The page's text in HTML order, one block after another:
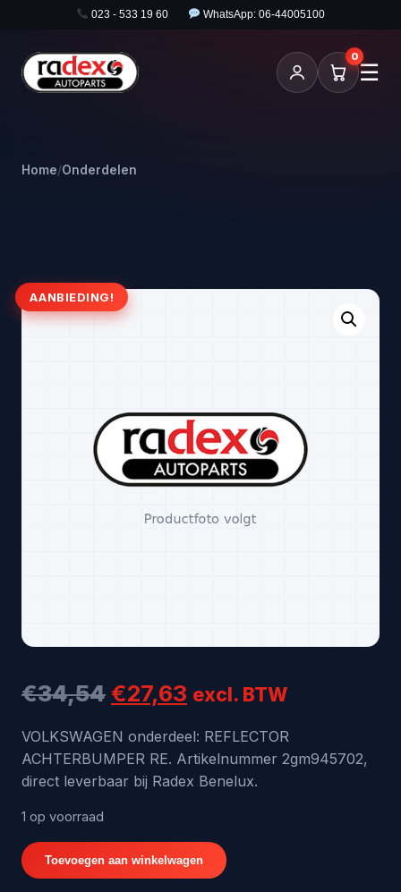
023 - 533 19 60 WhatsApp: 06-44005100
0
☰
Home/Onderdelen
AANBIEDING!
€34,54Oorspronkelijke
prijs
was:
€27,63 Huidige
prijs
is:
excl. BTW
VOLKSWAGEN onderdeel: REFLECTOR
ACHTERBUMPER RE. Artikelnummer 2gm945702,
direct leverbaar bij Radex Benelux.
1 op voorraad
REFLECTOR
ACHTERBUMPER
Toevoegen aan winkelwagen